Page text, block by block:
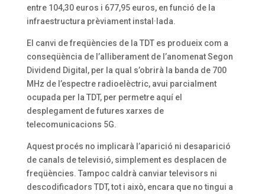
entre 104,30 euros i 677,95 euros, en funció de la
infraestructura prèviament instal·lada.
El canvi de freqüències de la TDT es produeix com a
conseqüència de l’alliberament de l’anomenat Segon
Dividend Digital, per la qual s’obrirà la banda de 700
MHz de l’espectre radioelèctric, avui parcialment
ocupada per la TDT, per permetre aquí el
desplegament de futures xarxes de
telecomunicacions 5G.
Aquest procés no implicarà l’aparició ni desaparició
de canals de televisió, simplement es desplacen de
freqüències. Tampoc caldrà canviar televisors ni
descodificadors TDT, tot i això, encara que no tingui a